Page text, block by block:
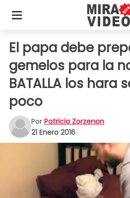
El papa debe
gemelos para la
BATALLA los hara
poco
Por Patricia Zorzenon
21 Enero 2016